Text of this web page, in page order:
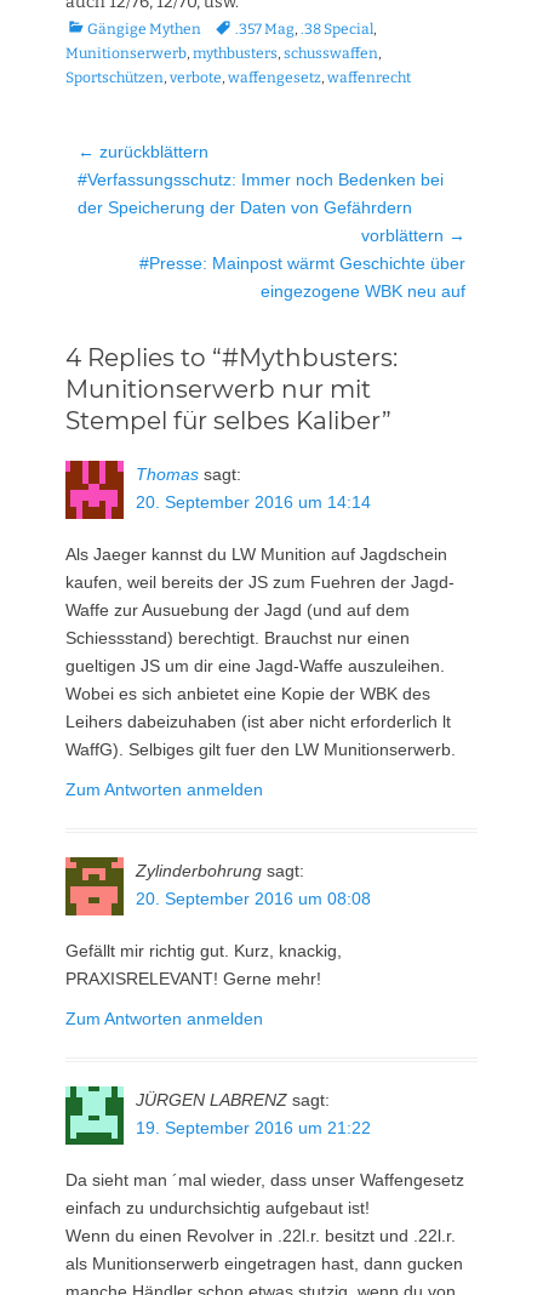
Kategorien
Gängige Mythen Tags.357 Mag, .38 Special,
Munitionserwerb, mythbusters, schusswaffen,
Sportschützen, verbote, waffengesetz, waffenrecht
Beitragsnavigation
← zurückblättern
Vorheriger
Beitrag:
#Verfassungsschutz: Immer noch Bedenken bei
der Speicherung der Daten von Gefährdern
vorblättern →
Nächster#Presse: Mainpost wärmt Geschichte über
eingezogene WBK neu auf
4 Replies to “#Mythbusters:
Munitionserwerb nur mit
Stempel für selbes Kaliber”
Thomas sagt:
20. September 2016 um 14:14
Als Jaeger kannst du LW Munition auf Jagdschein
kaufen, weil bereits der JS zum Fuehren der Jagd-
Waffe zur Ausuebung der Jagd (und auf dem
Schiessstand) berechtigt. Brauchst nur einen
gueltigen JS um dir eine Jagd-Waffe auszuleihen.
Wobei es sich anbietet eine Kopie der WBK des
Leihers dabeizuhaben (ist aber nicht erforderlich lt
WaffG). Selbiges gilt fuer den LW Munitionserwerb.
Zum Antworten anmelden
Zylinderbohrung sagt:
20. September 2016 um 08:08
Gefällt mir richtig gut. Kurz, knackig,
PRAXISRELEVANT! Gerne mehr!
Zum Antworten anmelden
JÜRGEN LABRENZ sagt:
19. September 2016 um 21:22
Da sieht man ´mal wieder, dass unser Waffengesetz
einfach zu undurchsichtig aufgebaut ist!
Wenn du einen Revolver in .22l.r. besitzt und .22l.r.
als Munitionserwerb eingetragen hast, dann gucken